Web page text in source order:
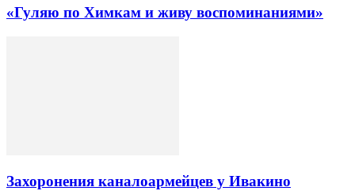
«Гуляю по Химкам и живу воспоминаниями»
Захоронения каналоармейцев у Ивакино